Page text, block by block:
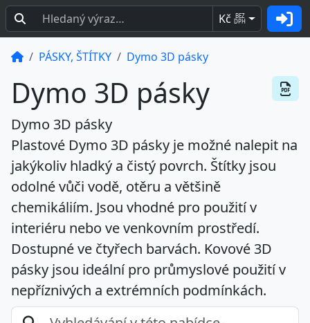
Kč BEZ
DPH
PÁSKY, ŠTÍTKY Dymo 3D pásky
Dymo 3D pásky
Dymo 3D pásky
Plastové Dymo 3D pásky je možné nalepit na
jakýkoliv hladký a čistý povrch. Štítky jsou
odolné vůči vodě, otěru a většině
chemikáliím. Jsou vhodné pro použití v
interiéru nebo ve venkovním prostředí.
Dostupné ve čtyřech barvách. Kovové 3D
pásky jsou ideální pro průmyslové použití v
nepříznivých a extrémních podmínkách.